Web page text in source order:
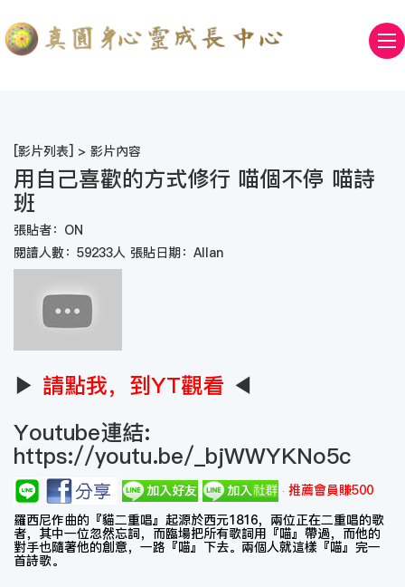
[影片列表] > 影片內容
用自己喜歡的方式修行 喵個不停 喵詩
班
張貼者：ON
閱讀人數：59233人 張貼日期：Allan
▶ 請點我，到YT觀看 ◀
Youtube連結:
https://youtu.be/_bjWWYKNo5c
推薦會員賺500
羅西尼作曲的『貓二重唱』起源於西元1816，兩位正在二重唱的歌
者，其中一位忽然忘詞，而臨場把所有歌詞用『喵』帶過，而他的
對手也隨著他的創意，一路『喵』下去。兩個人就這樣『喵』完一
首詩歌。